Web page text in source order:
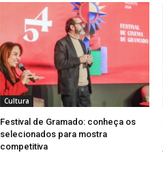
Cultura
Festival de Gramado: conheça os
selecionados para mostra
competitiva